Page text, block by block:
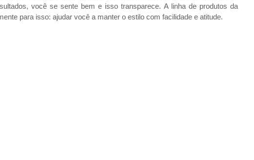
você se sente bem e isso transparece. A linha de produtos da
para isso: ajudar você a manter o estilo com facilidade e atitude.